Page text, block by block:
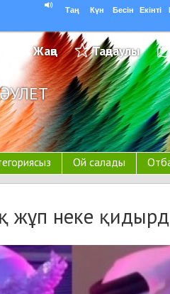
Таң Күн Бесін Екінті
Жаңа Таңдаулы
Ой салады
жұп неке